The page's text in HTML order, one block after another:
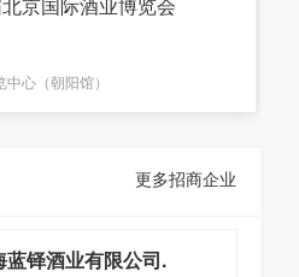
心（朝阳馆）
更多招商企业
蓝铎酒业有限公司.